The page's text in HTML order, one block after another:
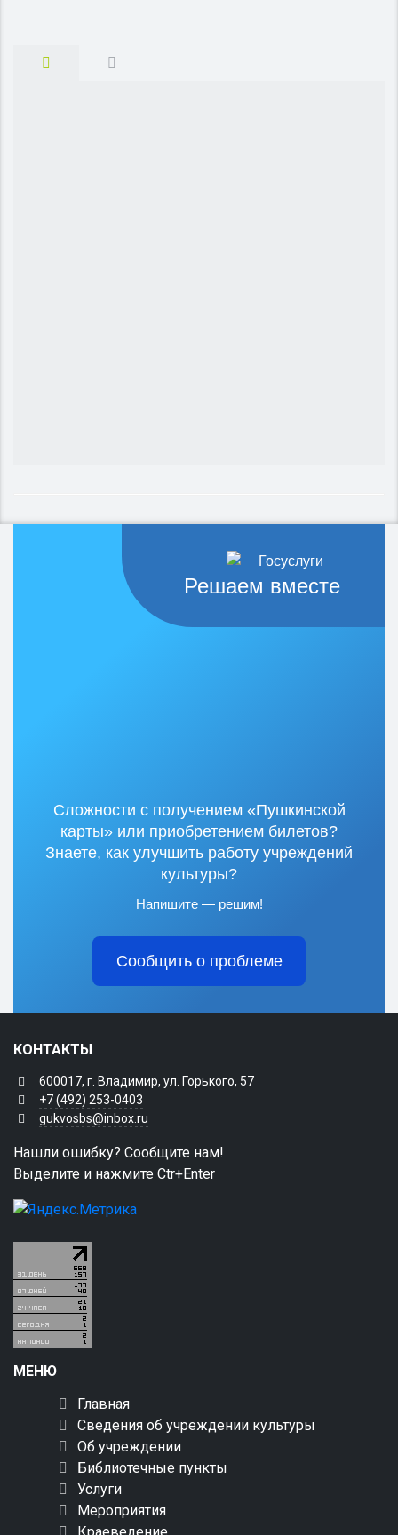
Решаем вместе
Сложности с получением «Пушкинской
карты» или приобретением билетов?
Знаете, как улучшить работу учреждений
культуры?
Напишите — решим!
Сообщить о проблеме
КОНТАКТЫ
600017, г. Владимир, ул. Горького, 57
+7 (492) 253-0403
gukvosbs@inbox.ru
Нашли ошибку? Сообщите нам!
Выделите и нажмите Ctr+Enter
МЕНЮ
Главная
Сведения об учреждении культуры
Об учреждении
Библиотечные пункты
Услуги
Мероприятия